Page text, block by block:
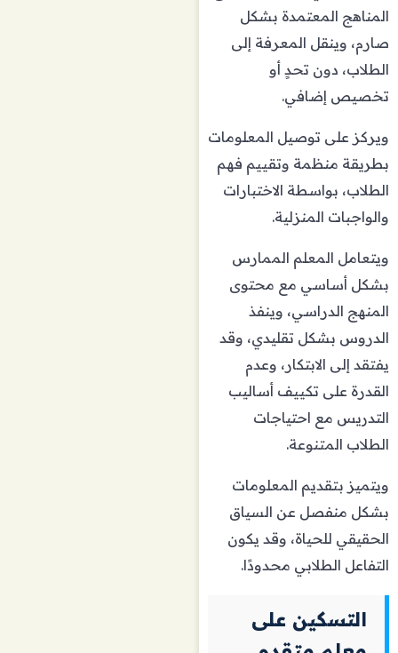
المناهج المعتمدة بشكل
صارم، وينقل المعرفة إلى
الطلاب، دون تحدٍ أو
تخصيص إضافي.
ويركز على توصيل المعلومات
بطريقة منظمة وتقييم فهم
الطلاب، بواسطة الاختبارات
والواجبات المنزلية.
ويتعامل المعلم الممارس
بشكل أساسي مع محتوى
المنهج الدراسي، وينفذ
الدروس بشكل تقليدي، وقد
يفتقد إلى الابتكار، وعدم
القدرة على تكييف أساليب
التدريس مع احتياجات
الطلاب المتنوعة.
ويتميز بتقديم المعلومات
بشكل منفصل عن السياق
الحقيقي للحياة، وقد يكون
التفاعل الطلابي محدودًا.
التسكين على